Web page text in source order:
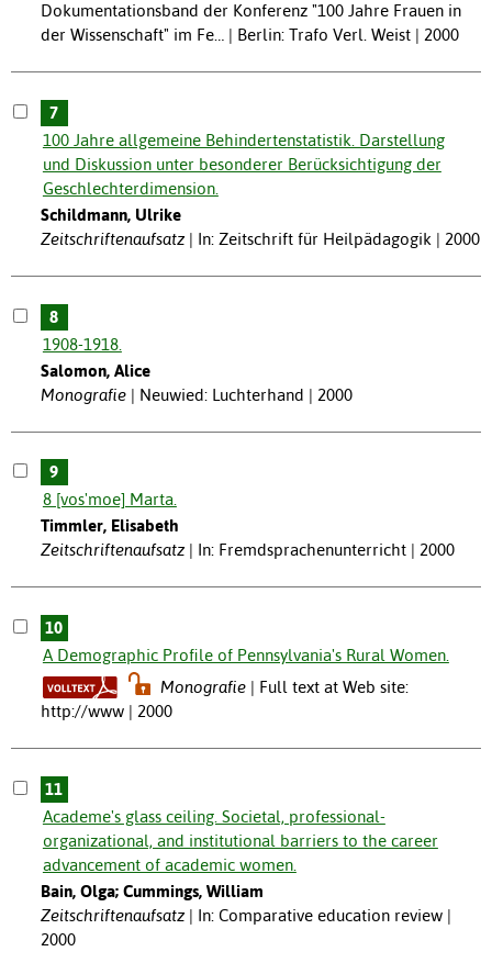
Dokumentationsband der Konferenz "100 Jahre Frauen in
der Wissenschaft" im Fe… | Berlin: Trafo Verl. Weist | 2000
7
100 Jahre allgemeine Behindertenstatistik. Darstellung
und Diskussion unter besonderer Berücksichtigung der
Geschlechterdimension.
Schildmann, Ulrike
Zeitschriftenaufsatz
In: Zeitschrift für Heilpädagogik | 2000
8
1908-1918.
Salomon, Alice
Monografie
Neuwied: Luchterhand | 2000
9
8 [vos'moe] Marta.
Timmler, Elisabeth
Zeitschriftenaufsatz
In: Fremdsprachenunterricht | 2000
10
A Demographic Profile of Pennsylvania's Rural Women.
Monografie
Full text at Web site:
http://www | 2000
11
Academe's glass ceiling. Societal, professional-
organizational, and institutional barriers to the career
advancement of academic women.
Bain, Olga; Cummings, William
Zeitschriftenaufsatz
In: Comparative education review |
2000